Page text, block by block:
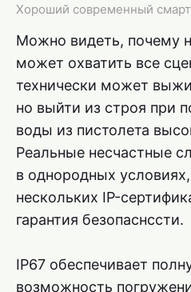
Хороший современный
Можно видеть, почему
может охватить все
технически может
но выйти из строя при
воды из пистолета
Реальные несчастные
в однородных
нескольких IP-
гарантия безопаснссти.
IP67 обеспечивает
возможность